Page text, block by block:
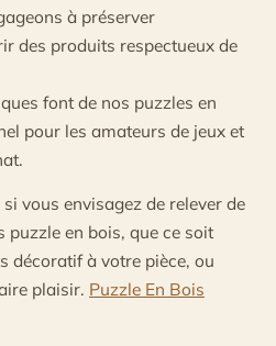
à préserver
des produits respectueux de
font de nos puzzles en
pour les amateurs de jeux et
vous envisagez de relever de
puzzle en bois, que ce soit
décoratif à votre pièce, ou
plaisir. Puzzle En Bois